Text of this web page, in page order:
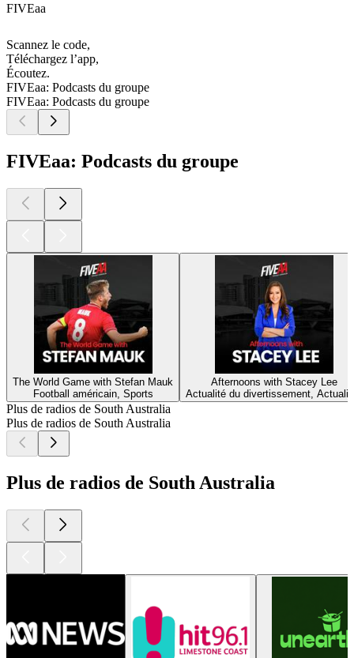
FIVEaa
Scannez le code,
Téléchargez l’app,
Écoutez.
FIVEaa: Podcasts du groupe
FIVEaa: Podcasts du groupe
FIVEaa: Podcasts du groupe
The World Game with Stefan Mauk
Football américain, Sports
Afternoons with Stacey Lee
Actualité du divertissement,
Plus de radios de South Australia
Plus de radios de South Australia
Plus de radios de South Australia